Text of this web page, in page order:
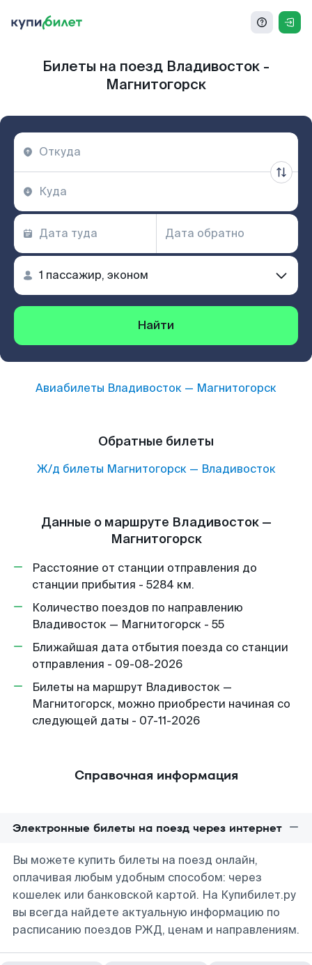
Билеты на поезд Владивосток -
Магнитогорск
Найти
Авиабилеты Владивосток — Магнитогорск
Обратные билеты
Ж/д билеты Магнитогорск— Владивосток
Данные о маршруте Владивосток —
Магнитогорск
Расстояние от станции отправления до
станции прибытия - 5284 км.
Количество поездов по направлению
Владивосток — Магнитогорск - 55
Ближайшая дата отбытия поезда со станции
отправления - 09-08-2026
Билеты на маршрут Владивосток —
Магнитогорск, можно приобрести начиная со
следующей даты - 07-11-2026
Справочная информация
Электронные билеты на поезд через интернет
Вы можете купить билеты на поезд онлайн,
оплачивая любым удобным способом: через
кошелек или банковской картой. На Купибилет.ру
вы всегда найдете актуальную информацию по
расписанию поездов РЖД, ценам и направлениям.